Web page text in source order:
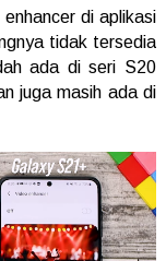
di aplikasi
tidak tersedia
ada di seri S20
juga masih ada di